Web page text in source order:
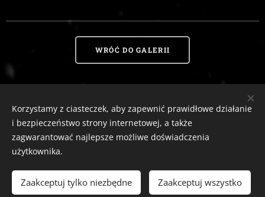
WŁÓŻ DO KOSZYKA
WRÓĆ DO GALERII
Zaciszny Zakątek Zawoja|Zawoja 1811, 34-222 Zawoja, woj. małopolskie
Email:zaciszny.zakatek.zawoja@gmail.com |Tel:604-643-167 |
Odstąp od umowytutaj Ciasteczka
Korzystamy z ciasteczek, aby zapewnić prawidłowe działanie
i bezpieczeństwo strony internetowej, a także
zagwarantować najlepsze możliwe doświadczenia
użytkownika.
Zaakceptuj tylko niezbędne Zaakceptuj wszystko